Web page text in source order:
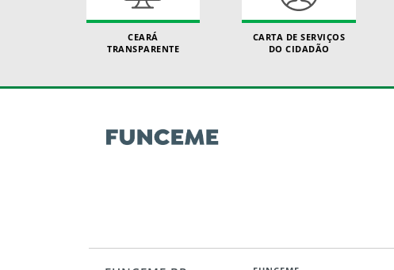
CEARÁ
TRANSPARENTE
CARTA DE SERVIÇOS
DO CIDADÃO